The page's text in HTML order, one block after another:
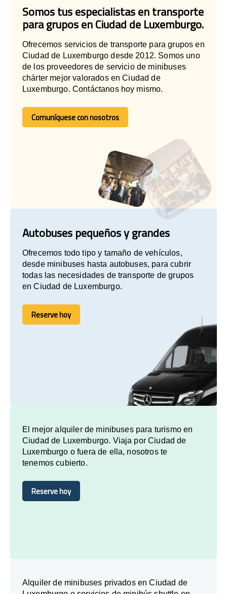
Somos tus especialistas en transporte
para grupos en Ciudad de Luxemburgo.
Ofrecemos servicios de transporte para grupos en
Ciudad de Luxemburgo desde 2012. Somos uno
de los proveedores de servicio de minibuses
chárter mejor valorados en Ciudad de
Luxemburgo. Contáctanos hoy mismo.
Comuníquese con nosotros
Comuníquese con nosotros
Autobuses pequeños y grandes
Ofrecemos todo tipo y tamaño de vehículos,
desde minibuses hasta autobuses, para cubrir
todas las necesidades de transporte de grupos
en Ciudad de Luxemburgo.
Reserve hoy
Reserve hoy
El mejor alquiler de minibuses para turismo en
Ciudad de Luxemburgo. Viaja por Ciudad de
Luxemburgo o fuera de ella, nosotros te
tenemos cubierto.
Reserve hoy
Reserve hoy
Alquiler de minibuses privados en Ciudad de